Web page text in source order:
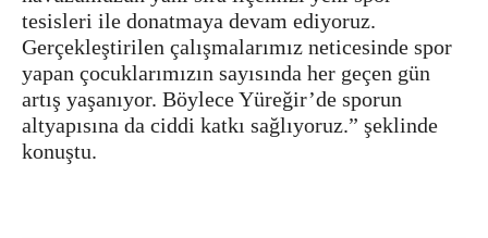
tesisleri ile donatmaya devam ediyoruz.
Gerçekleştirilen çalışmalarımız neticesinde spor
yapan çocuklarımızın sayısında her geçen gün
artış yaşanıyor. Böylece Yüreğir’de sporun
altyapısına da ciddi katkı sağlıyoruz.” şeklinde
konuştu.